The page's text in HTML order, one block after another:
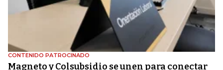
CONTENIDO PATROCINADO
Magneto y Colsubsidio se unen para conectar